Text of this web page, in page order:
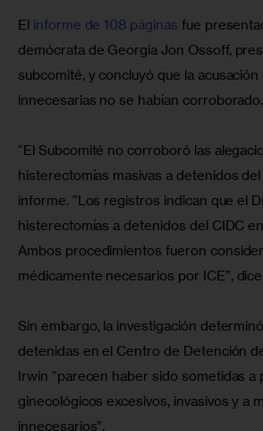
El informe de 108 páginas fue
demócrata de Georgia Jon Ossoff,
subcomité, y concluyó que la
innecesarias no se habían corroborado.
“El Subcomité no corroboró las
histerectomías masivas a detenidos del
informe. “Los registros indican que el
histerectomías a detenidos del CIDC
Ambos procedimientos fueron
médicamente necesarios por ICE”,
Sin embargo, la investigación
detenidas en el Centro de Detención
Irwin “parecen haber sido sometidas a
ginecológicos excesivos, invasivos y a
innecesarios”.